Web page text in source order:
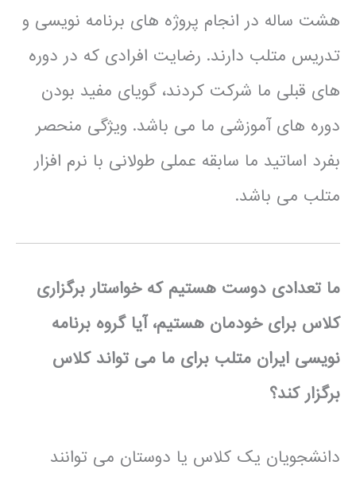
هشت ساله در انجام پروژه های برنامه نویسی و
تدریس متلب دارند. رضایت افرادی که در دوره
های قبلی ما شرکت کردند، گویای مفید بودن
دوره های آموزشی ما می باشد. ویژگی منحصر
بفرد اساتید ما سابقه عملی طولانی با نرم افزار
متلب می باشد.
ما تعدادی دوست هستیم که خواستار برگزاری
کلاس برای خودمان هستیم، آیا گروه برنامه
نویسی ایران متلب برای ما می تواند کلاس
برگزار کند؟
دانشجویان یک کلاس یا دوستان می توانند